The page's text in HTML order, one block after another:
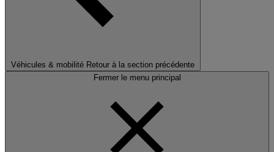
Véhicules & mobilité Retour à la section précédente
Fermer le menu principal